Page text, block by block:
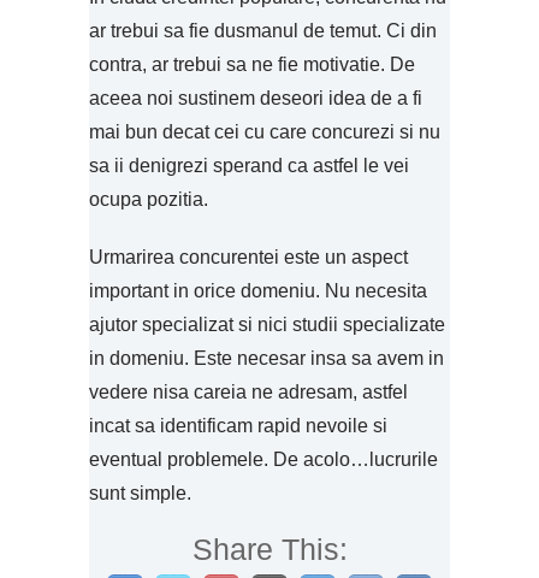
ar trebui sa fie dusmanul de temut. Ci din
contra, ar trebui sa ne fie motivatie. De
aceea noi sustinem deseori idea de a fi
mai bun decat cei cu care concurezi si nu
sa ii denigrezi sperand ca astfel le vei
ocupa pozitia.
Urmarirea concurentei este un aspect
important in orice domeniu. Nu necesita
ajutor specializat si nici studii specializate
in domeniu. Este necesar insa sa avem in
vedere nisa careia ne adresam, astfel
incat sa identificam rapid nevoile si
eventual problemele. De acolo…lucrurile
sunt simple.
Share This: